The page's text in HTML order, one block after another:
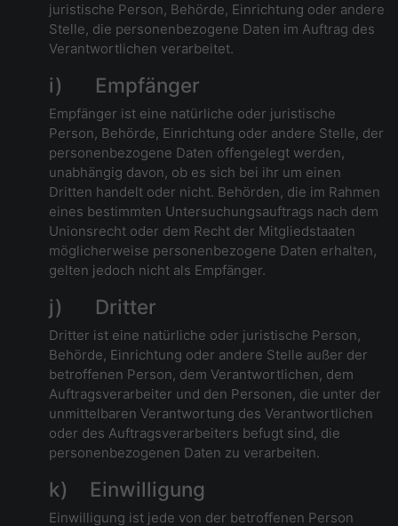
juristische Person, Behörde, Einrichtung oder andere
Stelle, die personenbezogene Daten im Auftrag des
Verantwortlichen verarbeitet.
i) Empfänger
Empfänger ist eine natürliche oder juristische
Person, Behörde, Einrichtung oder andere Stelle, der
personenbezogene Daten offengelegt werden,
unabhängig davon, ob es sich bei ihr um einen
Dritten handelt oder nicht. Behörden, die im Rahmen
eines bestimmten Untersuchungsauftrags nach dem
Unionsrecht oder dem Recht der Mitgliedstaaten
möglicherweise personenbezogene Daten erhalten,
gelten jedoch nicht als Empfänger.
j) Dritter
Dritter ist eine natürliche oder juristische Person,
Behörde, Einrichtung oder andere Stelle außer der
betroffenen Person, dem Verantwortlichen, dem
Auftragsverarbeiter und den Personen, die unter der
unmittelbaren Verantwortung des Verantwortlichen
oder des Auftragsverarbeiters befugt sind, die
personenbezogenen Daten zu verarbeiten.
k) Einwilligung
Einwilligung ist jede von der betroffenen Person